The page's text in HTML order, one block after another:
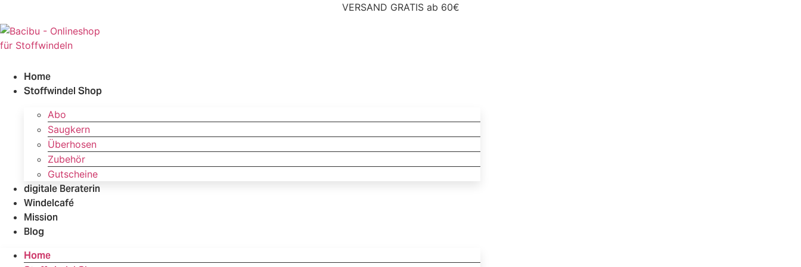
Inhalt
springen
VERSAND GRATIS ab 60€
Home
Stoffwindel Shop
Abo
Saugkern
Überhosen
Zubehör
Gutscheine
digitale Beraterin
Windelcafé
Mission
Blog
Home